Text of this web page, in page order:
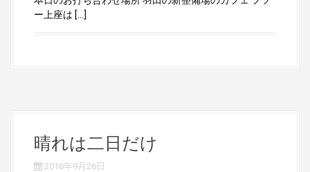
ー上座は […]
晴れは二日だけ
2016年9月26日